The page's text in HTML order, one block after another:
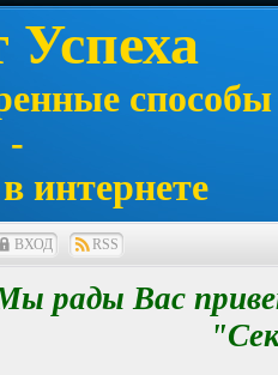
Успеха
способы
-
интернете
ВХОД RSS
рады Вас